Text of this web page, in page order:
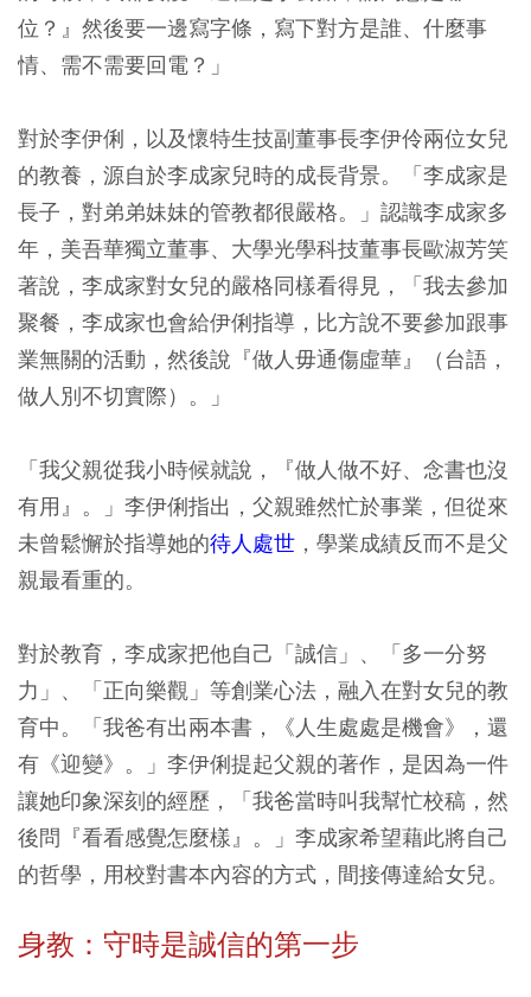
位？』然後要一邊寫字條，寫下對方是誰、什麼事
情、需不需要回電？」
對於李伊俐，以及懷特生技副董事長李伊伶兩位女兒
的教養，源自於李成家兒時的成長背景。「李成家是
長子，對弟弟妹妹的管教都很嚴格。」認識李成家多
年，美吾華獨立董事、大學光學科技董事長歐淑芳笑
著說，李成家對女兒的嚴格同樣看得見，「我去參加
聚餐，李成家也會給伊俐指導，比方說不要參加跟事
業無關的活動，然後說『做人毋通傷虛華』（台語，
做人別不切實際）。」
「我父親從我小時候就說，『做人做不好、念書也沒
有用』。」李伊俐指出，父親雖然忙於事業，但從來
未曾鬆懈於指導她的待人處世 ，學業成績反而不是父
親最看重的。
對於教育，李成家把他自己「誠信」、「多一分努
力」、「正向樂觀」等創業心法，融入在對女兒的教
育中。「我爸有出兩本書，《人生處處是機會》，還
有《迎變》。」李伊俐提起父親的著作，是因為一件
讓她印象深刻的經歷，「我爸當時叫我幫忙校稿，然
後問『看看感覺怎麼樣』。」李成家希望藉此將自己
的哲學，用校對書本內容的方式，間接傳達給女兒。
身教：守時是誠信的第一步